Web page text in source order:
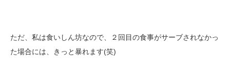
ただ、私は食いしん坊なので、２回目の食事がサーブされなかっ
た場合には、きっと暴れます(笑)